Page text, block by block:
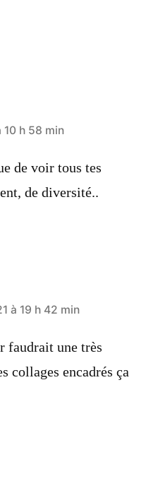
h 58 min
de voir tous tes
de diversité..
à 19 h 42 min
faudrait une très
collages encadrés ça